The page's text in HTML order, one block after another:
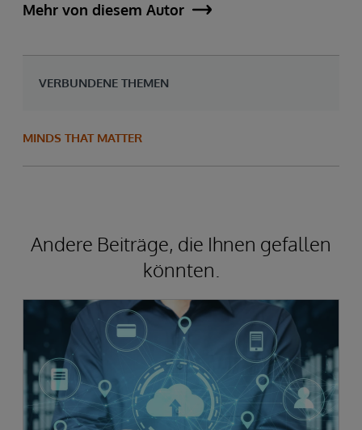
Mehr von diesem Autor
VERBUNDENE THEMEN
MINDS THAT MATTER
Andere Beiträge, die Ihnen gefallen
könnten.